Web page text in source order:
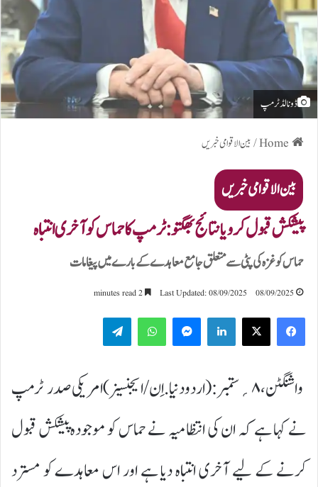
ڈونالڈ ٹرمپ
/بین الاقوامی خبریں
بین الاقوامی خبریں
پیشکش قبول کرو یا نتائج بھگتو: ٹرمپ کا حماس کو آخری انتباہ
حماس کو غزہ کی پٹی سے متعلق جامع معاہدے کے بارے میں پیغامات
08/09/2025
Last Updated: 08/09/2025
LinkedIn
WhatsApp
واشنگٹن،۸؍ستمبر:(اردودنیا.اِن/ایجنسیز)امریکی صدر ٹرمپ
نے کہا ہے کہ ان کی انتظامیہ نے حماس کو موجودہ پیشکش قبول
کرنے کے لیے آخری انتباہ دیا ہے اور اس معاہدے کو مسترد